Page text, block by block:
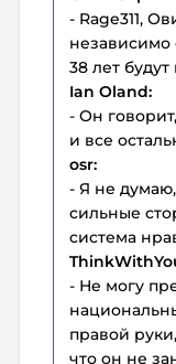
- Rage311,
независимо
38 лет
Ian Oland:
- Он
и все
osr:
- Я не
сильные
система
- Не могу
правой
что он не